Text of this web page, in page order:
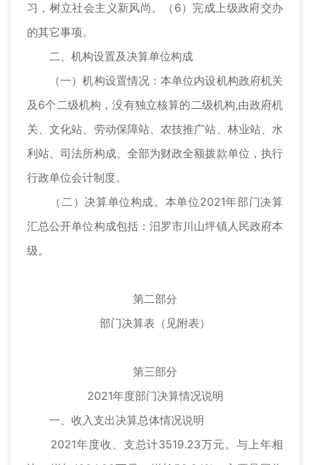
习，树立社会主义新风尚。（6）完成上级政府交办
的其它事项。
二、机构设置及决算单位构成
（一）机构设置情况：本单位内设机构政府机关
及6个二级机构，没有独立核算的二级机构,由政府机
关、文化站、劳动保障站、农技推广站、林业站、水
利站、司法所构成。全部为财政全额拨款单位，执行
行政单位会计制度。
（二）决算单位构成。本单位2021年部门决算
汇总公开单位构成包括：汨罗市川山坪镇人民政府本
级。
第二部分
部门决算表（见附表）
第三部分
2021年度部门决算情况说明
一、收入支出决算总体情况说明
2021年度收、支总计3519.23万元。与上年相